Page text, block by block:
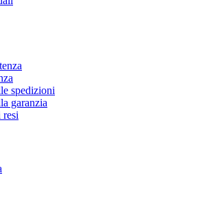
spedizioni
garanzia